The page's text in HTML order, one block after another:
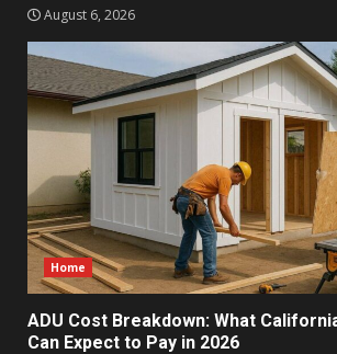
August 6, 2026
Home
ADU Cost Breakdown: What
Can Expect to Pay in 2026